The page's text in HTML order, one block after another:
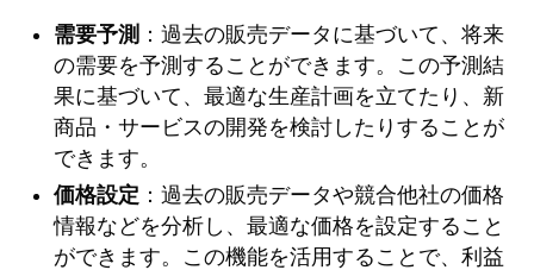
需要予測 ：過去の販売データに基づいて、将来
の需要を予測することができます。この予測結
果に基づいて、最適な生産計画を立てたり、新
商品・サービスの開発を検討したりすることが
できます。
価格設定 ：過去の販売データや競合他社の価格
情報などを分析し、最適な価格を設定すること
ができます。この機能を活用することで、利益